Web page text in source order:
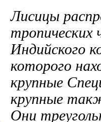
Лисицы
тропических
Индийского
которого
крупные
крупные
Они